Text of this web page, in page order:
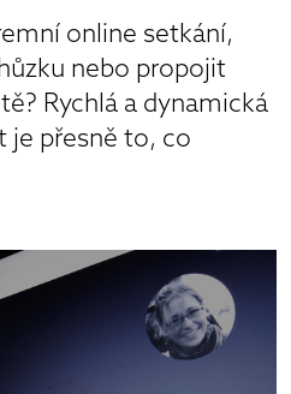
online setkání,
nebo propojit
Rychlá a dynamická
je přesně to, co